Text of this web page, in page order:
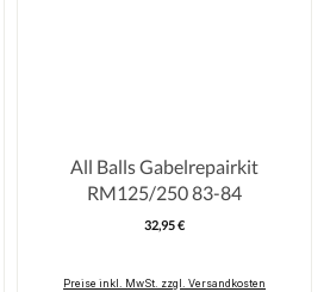
All Balls Gabelrepairkit
RM125/250 83-84
Regulärer
32,95 €
Preise inkl. MwSt. zzgl. Versandkosten